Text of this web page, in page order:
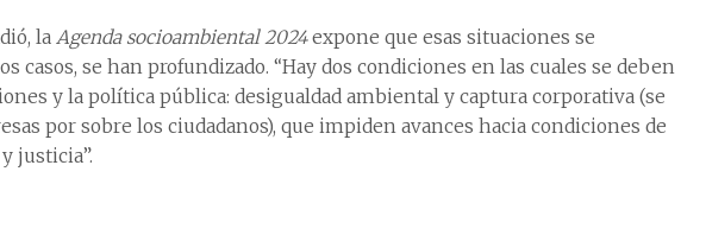
la Agenda socioambiental 2024expone que esas situaciones se
casos, se han profundizado. “Hay dos condiciones en las cuales se deben
y la política pública: desigualdad ambiental y captura corporativa (se
por sobre los ciudadanos), que impiden avances hacia condiciones de
justicia”.